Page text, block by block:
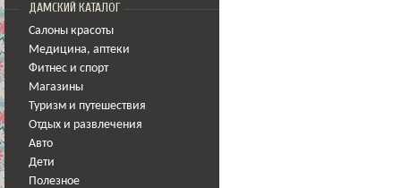
ДАМСКИЙ КАТАЛОГ
Салоны красоты
Медицина, аптеки
Фитнес и спорт
Магазины
Туризм и путешествия
Отдых и развлечения
Авто
Дети
Полезное